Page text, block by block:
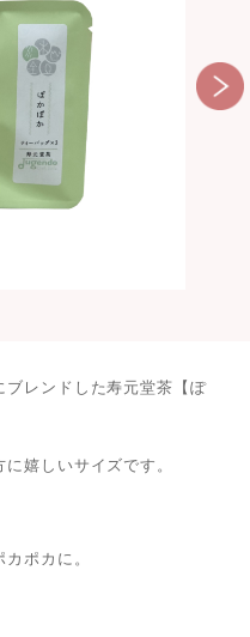
レンドした寿元堂茶【ぽ
嬉しいサイズです。
ポカに。